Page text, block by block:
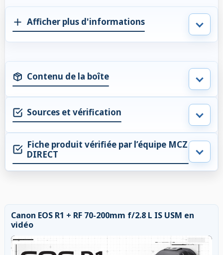
Afficher plus d'informations
Contenu de la boîte
Sources et vérification
Fiche produit vérifiée par l’équipe MCZ
DIRECT
Canon EOS R1 + RF 70-200mm f/2.8 L IS USM en
vidéo